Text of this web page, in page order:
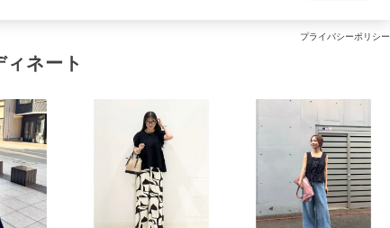
プライバシーポリシー
ィネート